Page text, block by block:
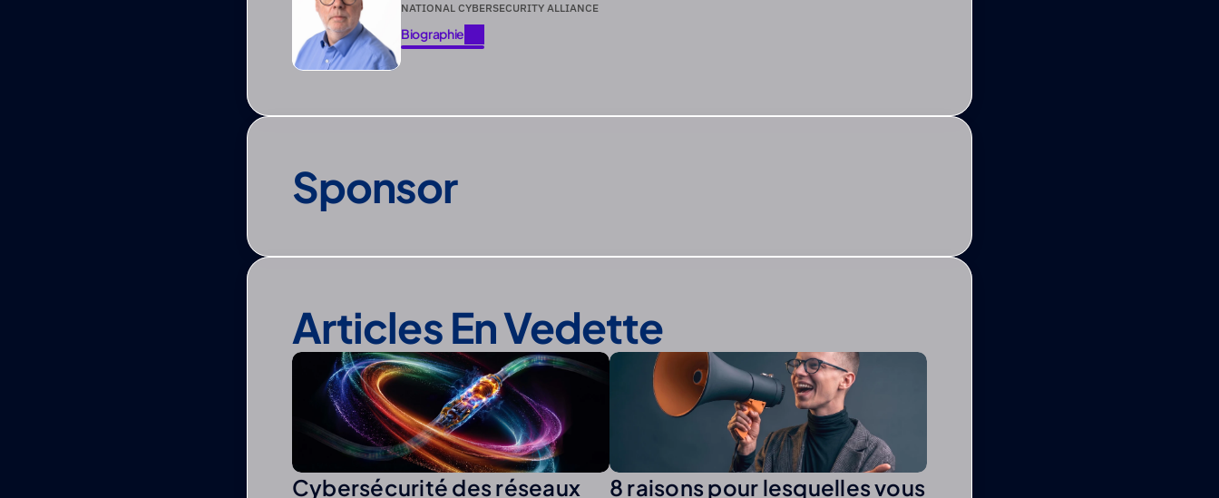
NATIONAL CYBERSECURITY ALLIANCE
Biographie
Biographie
Sponsor
Articles En Vedette
Cybersécurité des réseaux
8 raisons pour lesquelles vous